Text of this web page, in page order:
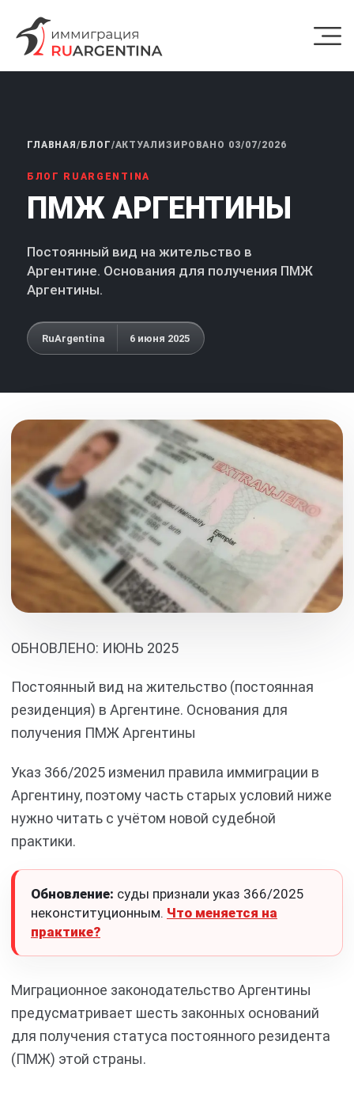
ГЛАВНАЯ / БЛОГ/АКТУАЛИЗИРОВАНО 03/07/2026
БЛОГ RUARGENTINA
ПМЖ АРГЕНТИНЫ
Постоянный вид на жительство в
Аргентине. Основания для получения ПМЖ
Аргентины.
RuArgentina 6 июня 2025
ОБНОВЛЕНО: ИЮНЬ 2025
Постоянный вид на жительство (постоянная
резиденция) в Аргентине. Основания для
получения ПМЖ Аргентины
Указ 366/2025 изменил правила иммиграции в
Аргентину, поэтому часть старых условий ниже
нужно читать с учётом новой судебной
практики.
Обновление: суды признали указ 366/2025
неконституционным. Что меняется на
практике?
Миграционное законодательство Аргентины
предусматривает шесть законных оснований
для получения статуса постоянного резидента
(ПМЖ) этой страны.